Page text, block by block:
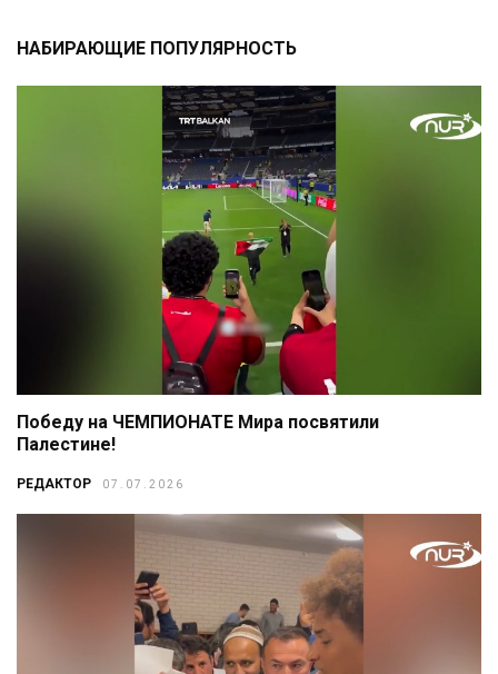
НАБИРАЮЩИЕ ПОПУЛЯРНОСТЬ
Победу на ЧЕМПИОНАТЕ Мира посвятили
Палестине!
РЕДАКТОР 07.07.2026